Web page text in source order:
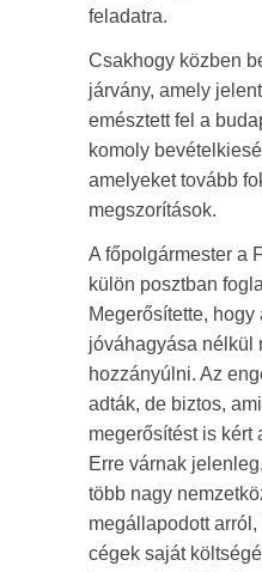
feladatra.
Csakhogy közben
járvány, amely
emésztett fel a
komoly
amelyeket tovább
megszorítások.
A főpolgármester a
külön posztban
Megerősítette, hogy
jóváhagyása nélkül
hozzányúlni. Az
adták, de biztos,
megerősítést is kért
Erre várnak
több nagy
megállapodott
cégek saját